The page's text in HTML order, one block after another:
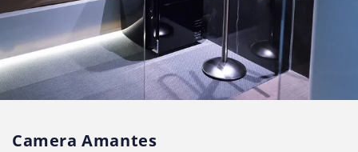
Camera Amantes